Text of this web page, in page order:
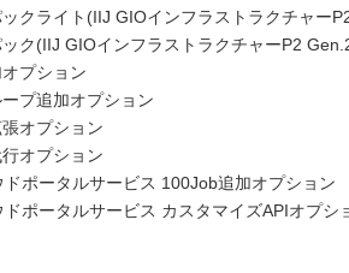
クライト(IIJ GIOインフラストラクチャー
ク(IIJ GIOインフラストラクチャーP2
プション
プ追加オプション
オプション
オプション
ポータルサービス 100Job追加オプション
ポータルサービス カスタマイズAPIオプシ